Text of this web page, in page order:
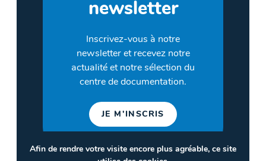
newsletter
Inscrivez-vous à notre
newsletter et recevez notre
actualité et notre sélection du
centre de documentation.
JE M'INSCRIS
Afin de rendre votre visite encore plus agréable, ce site